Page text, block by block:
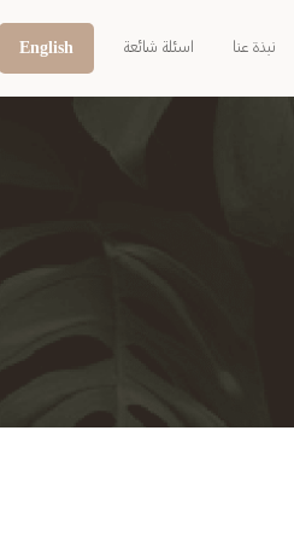
نبذة عنا اسئلة شائعة English